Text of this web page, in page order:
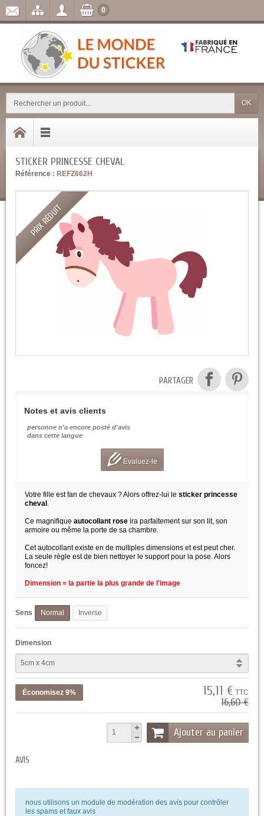
OK
0
STICKER PRINCESSE CHEVAL
Référence : REFZ662H
PRIX RÉDUIT
PARTAGER
Notes et avis clients
personne n'a encore posté d'avis
dans cette langue
Evaluez-le
Votre fille est fan de chevaux ? Alors offrez-lui le sticker princesse
cheval .
Ce magnifique autocollant rose ira parfaitement sur son lit, son
armoire ou même la porte de sa chambre.
Cet autocollant existe en de multiples dimensions et est peut cher.
La seule règle est de bien nettoyer le support pour la pose. Alors
foncez!
Dimension = la partie la plus grande de l'image
Sens Normal Inverse
Dimension
Économisez 9% 15,11 € TTC
16,60 €
Ajouter au panier
AVIS
nous utilisons un module de modération des avis pour contrôler
les spams et faux avis